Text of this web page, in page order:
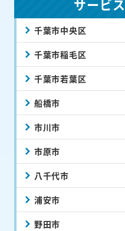
サービ
千葉市中央区
千葉市稲毛区
千葉市若葉区
船橋市
市川市
市原市
八千代市
浦安市
野田市